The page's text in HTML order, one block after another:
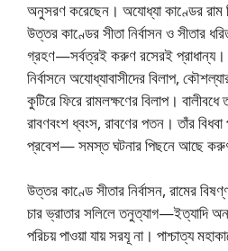
অনুসরণ করেছেন। অযোধ্যা কাণ্ডের রাম
উত্তর কাণ্ডের সীতা নির্বাসন ও সীতার
গ্রহণ—সর্বত্রই করুণ রসেরই প্রাধান্য।
নির্বাসনে অযোধ্যাবাসীদের বিলাপ,
কুটিরে ফিরে রামলক্ষণের বিলাপ। বালীবধে
রাবণবংশ ধ্বংস, রাবণের পতন। তাঁর
প্রবেশ— সমস্ত ঘটনার পিছনে আছে
উত্তর কাণ্ডে সীতার নির্বাসন, রামের
চার ভ্রাতার সলিলে তনুত্যাগ—ইত্যাদি
পরিচয় পাওয়া যায় সরযূ না। পাশ্চাত্য